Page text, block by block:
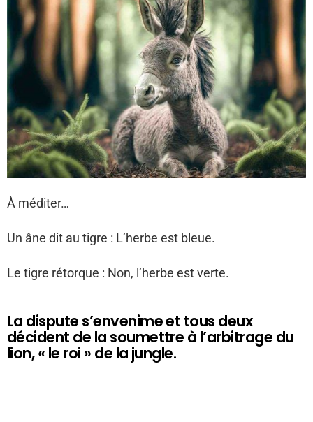
À méditer…
Un âne dit au tigre : L’herbe est bleue.
Le tigre rétorque : Non, l’herbe est verte.
La dispute s’envenime et tous deux
décident de la soumettre à l’arbitrage du
lion, « le roi » de la jungle.